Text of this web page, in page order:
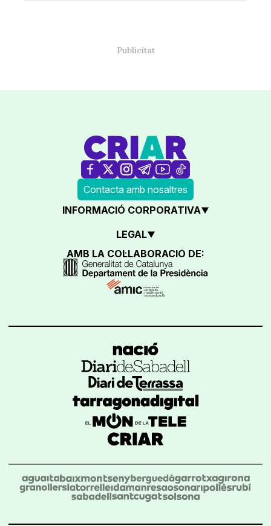
Contacta amb nosaltres
INFORMACIÓ CORPORATIVA
LEGAL
AMB LA COL·LABORACIÓ DE: